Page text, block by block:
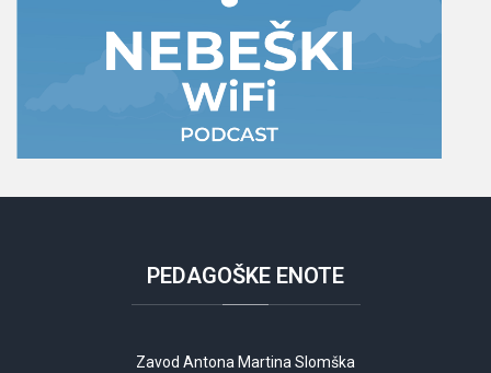
PEDAGOŠKE ENOTE
Zavod Antona Martina Slomška